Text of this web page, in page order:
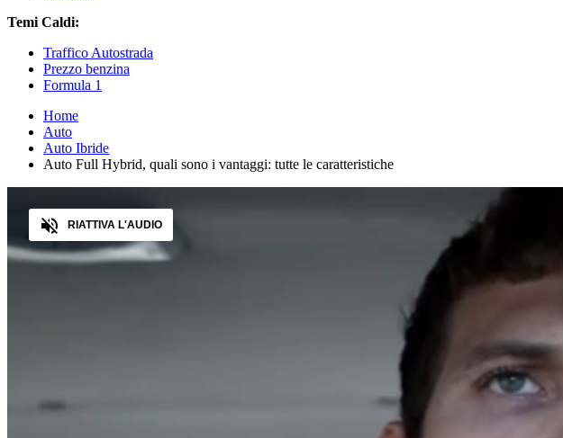
Temi Caldi:
Traffico Autostrada
Prezzo benzina
Formula 1
Home
Auto
Auto Ibride
Auto Full Hybrid, quali sono i vantaggi: tutte le caratteristiche
Audio
RIATTIVA L'AUDIO